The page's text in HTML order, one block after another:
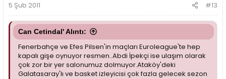
5 Şub 2011 #13
Can Cetindal' Alıntı:
Fenerbahçe ve Efes Pilsen'in maçları Euroleague'te hep
kapalı gişe oynuyor resmen..Abdi İpekçi ise ulaşım olarak
çok zor bir yer salonumuz dolmuyor.Ataköy'deki
Galatasaray'lı ve basket izleyicisi çok fazla gelecek sezon